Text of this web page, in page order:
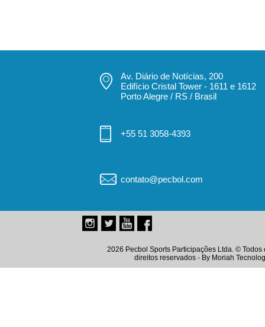
Av. Diário de Notícias, 200
Edifício Cristal Tower - 1611 e 1612
Porto Alegre / RS / Brasil
+55 51 3058-4393
contato@pecbol.com
2026 Pecbol Sports Participações Ltda. © Todos
direitos reservados - By Moriah